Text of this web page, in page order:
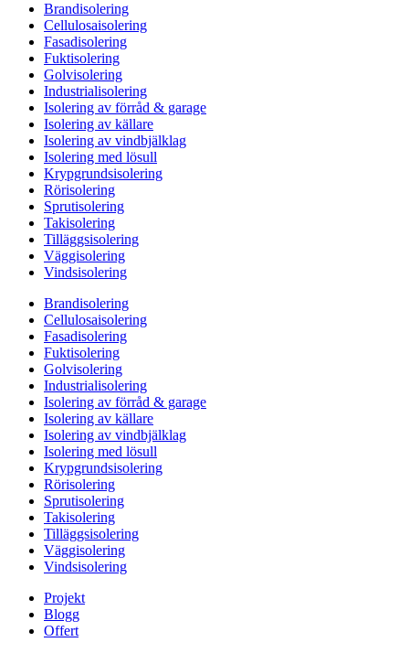
Brandisolering
Cellulosaisolering
Fasadisolering
Fuktisolering
Golvisolering
Industrialisolering
Isolering av förråd & garage
Isolering av källare
Isolering av vindbjälklag
Isolering med lösull
Krypgrundsisolering
Rörisolering
Sprutisolering
Takisolering
Tilläggsisolering
Väggisolering
Vindsisolering
Brandisolering
Cellulosaisolering
Fasadisolering
Fuktisolering
Golvisolering
Industrialisolering
Isolering av förråd & garage
Isolering av källare
Isolering av vindbjälklag
Isolering med lösull
Krypgrundsisolering
Rörisolering
Sprutisolering
Takisolering
Tilläggsisolering
Väggisolering
Vindsisolering
Projekt
Blogg
Offert